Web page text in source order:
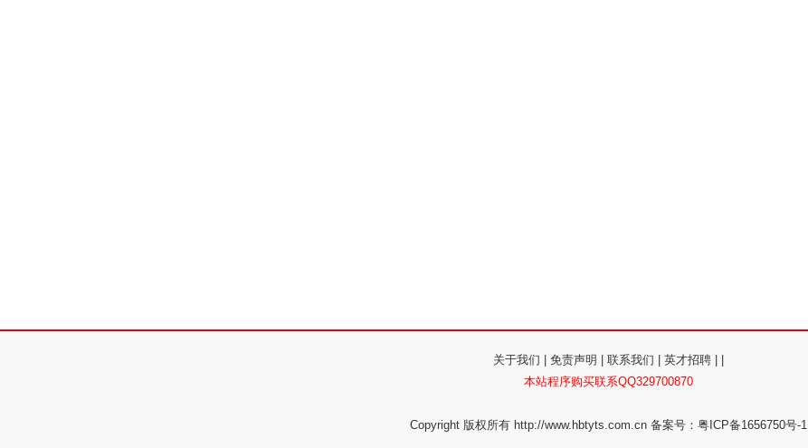
关于我们 免责声明 联系我们 英才招聘|
本站程序购买联系QQ329700870
Copyright 版权所有 http://www.hbtyts.com.cn备案号：粤ICP备1656750号-1